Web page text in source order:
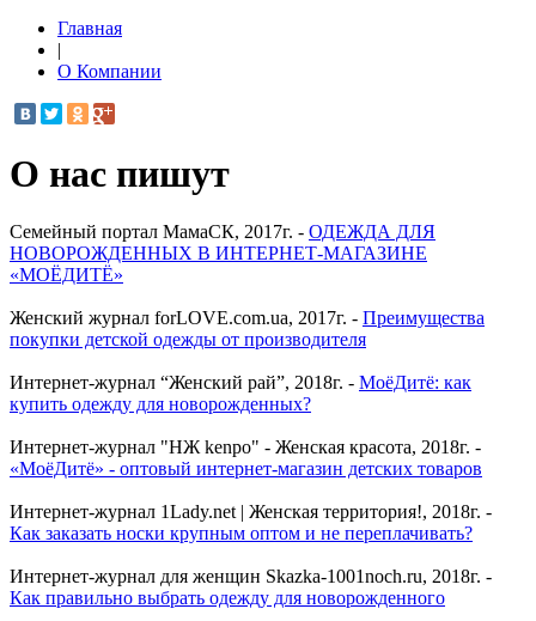
Главная
|
О Компании
О нас пишут
Семейный портал МамаСК, 2017г. - ОДЕЖДА ДЛЯ
НОВОРОЖДЕННЫХ В ИНТЕРНЕТ-МАГАЗИНЕ
«МОЁДИТЁ»
Женский журнал forLOVE.com.ua, 2017г. - Преимущества
покупки детской одежды от производителя
Интернет-журнал “Женский рай”, 2018г. - МоёДитё: как
купить одежду для новорожденных?
Интернет-журнал "НЖ kenpo" - Женская красота, 2018г. -
«МоёДитё» - оптовый интернет-магазин детских товаров
Интернет-журнал 1Lady.net | Женская территория!, 2018г. -
Как заказать носки крупным оптом и не переплачивать?
Интернет-журнал для женщин Skazka-1001noch.ru, 2018г. -
Как правильно выбрать одежду для новорожденного